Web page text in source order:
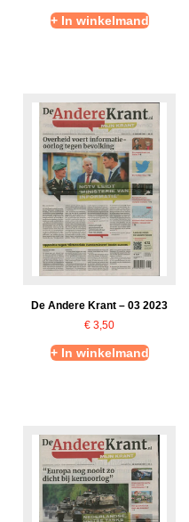
+ In winkelmand
De Andere Krant – 03 2023
€ 3,50
+ In winkelmand